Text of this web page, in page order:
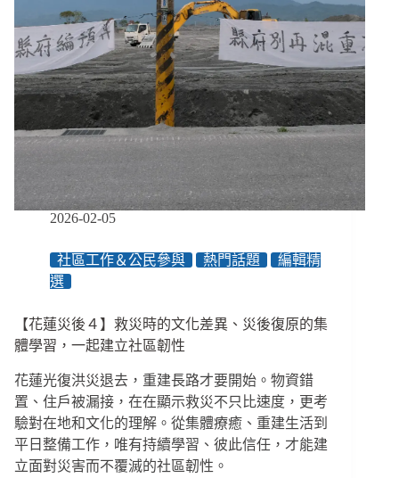
2026-02-05
社區工作＆公民參與 熱門話題
編輯精
選
【花蓮災後４】救災時的文化差異、災後復原的集
體學習，一起建立社區韌性
花蓮光復洪災退去，重建長路才要開始。物資錯
置、住戶被漏接，在在顯示救災不只比速度，更考
驗對在地和文化的理解。從集體療癒、重建生活到
平日整備工作，唯有持續學習、彼此信任，才能建
立面對災害而不覆滅的社區韌性。